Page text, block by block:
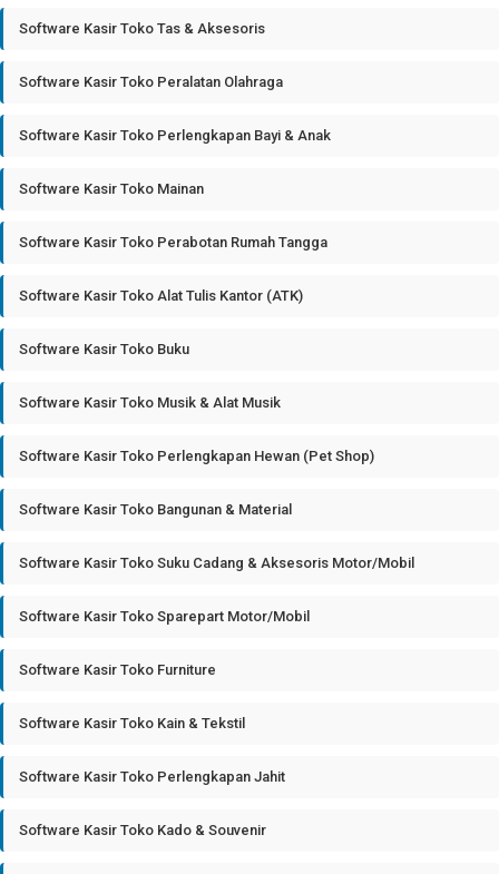
Software Kasir Toko Tas & Aksesoris
Software Kasir Toko Peralatan Olahraga
Software Kasir Toko Perlengkapan Bayi & Anak
Software Kasir Toko Mainan
Software Kasir Toko Perabotan Rumah Tangga
Software Kasir Toko Alat Tulis Kantor (ATK)
Software Kasir Toko Buku
Software Kasir Toko Musik & Alat Musik
Software Kasir Toko Perlengkapan Hewan (Pet Shop)
Software Kasir Toko Bangunan & Material
Software Kasir Toko Suku Cadang & Aksesoris Motor/Mobil
Software Kasir Toko Sparepart Motor/Mobil
Software Kasir Toko Furniture
Software Kasir Toko Kain & Tekstil
Software Kasir Toko Perlengkapan Jahit
Software Kasir Toko Kado & Souvenir